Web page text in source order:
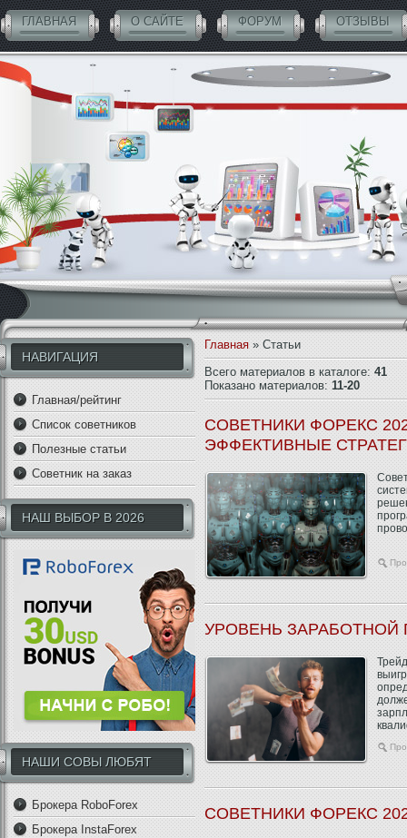
ГЛАВНАЯ О САЙТЕ ФОРУМ ОТЗЫВЫ
СОВЕТНИКИ БЕСПЛАТНО
НАВИГАЦИЯ
Главная/рейтинг
Список советников
Полезные статьи
Советник на заказ
НАШ ВЫБОР В 2026
НАШИ СОВЫ ЛЮБЯТ
Брокера RoboForex
Брокера InstaForex
Главная » Статьи
Всего материалов в каталоге: 41
Показано материалов: 11-20
СОВЕТНИКИ ФОРЕКС
ЭФФЕКТИВНЫЕ
УРОВЕНЬ ЗАРАБОТНОЙ
СОВЕТНИКИ ФОРЕКС